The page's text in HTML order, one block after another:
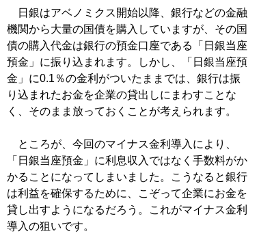
日銀はアベノミクス開始以降、銀行などの金融
機関から大量の国債を購入していますが、その国
債の購入代金は銀行の預金口座である「日銀当座
預金」に振り込まれます。しかし、「日銀当座預
金」に0.1％の金利がついたままでは、銀行は振
り込まれたお金を企業の貸出しにまわすことな
く、そのまま放っておくことが考えられます。
ところが、今回のマイナス金利導入により、
「日銀当座預金」に利息収入ではなく手数料がか
かることになってしまいました。こうなると銀行
は利益を確保するために、こぞって企業にお金を
貸し出すようになるだろう。これがマイナス金利
導入の狙いです。